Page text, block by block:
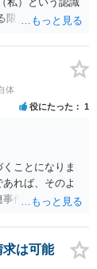
限りでは、その
額の１/２の代
体
役にたった 1
ことになりま
れば、そのよ
事件でも相手方
だいた方が確
求は可能